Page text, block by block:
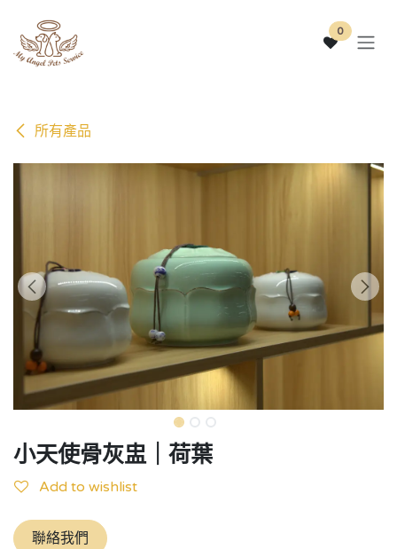
0
所有產品
小天使骨灰盅｜荷葉
Add to wishlist
聯絡我們